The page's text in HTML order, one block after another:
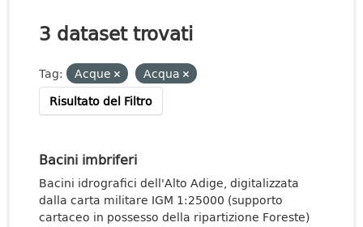
3 dataset trovati
Tag: Acque
Acqua
Risultato del Filtro
Bacini imbriferi
Bacini idrografici dell'Alto Adige, digitalizzata
dalla carta militare IGM 1:25000 (supporto
cartaceo in possesso della ripartizione Foreste)